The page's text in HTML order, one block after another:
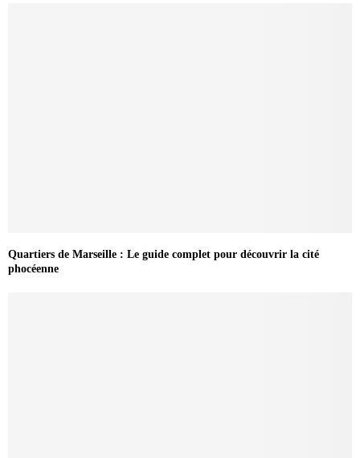
Quartiers de Marseille : Le guide complet pour découvrir la cité
phocéenne